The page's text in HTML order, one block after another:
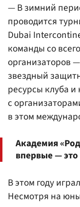
— В зимний
проводится
Dubai
команды со
организаторов
звездный
ресурсы клуба
с
в этом
Академия
впервые —
В этом году
Несмотря на